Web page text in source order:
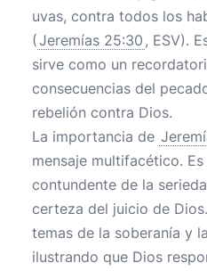
uvas, contra todos los
(Jeremías 25:30 , ESV).
sirve como un
consecuencias del
rebelión contra Dios.
La importancia de
mensaje multifacético.
contundente de la
certeza del juicio de
temas de la soberanía y
ilustrando que Dios